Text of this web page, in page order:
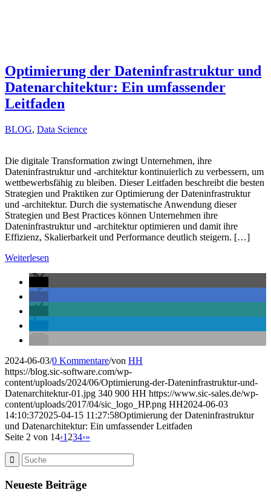
Optimierung der Dateninfrastruktur und
Datenarchitektur: Ein umfassender
Leitfaden
BLOG, Data Science
Die digitale Transformation zwingt Unternehmen, ihre
Dateninfrastruktur und -architektur kontinuierlich zu verbessern, um
wettbewerbsfähig zu bleiben. Dieser Leitfaden beschreibt die besten
Strategien und Praktiken zur Optimierung der Dateninfrastruktur
und -architektur. Durch die systematische Anwendung dieser
Strategien und Best Practices können Unternehmen ihre
Dateninfrastruktur und -architektur optimieren und damit ihre
Effizienz, Skalierbarkeit und Performance deutlich steigern. […]
Weiterlesen
2024-06-03/0 Kommentare/von HH
https://blog.sic-software.com/wp-
content/uploads/2024/06/Optimierung-der-Dateninfrastruktur-und-
Datenarchitektur-01.jpg 340 900 HH https://www.sic-sales.de/wp-
content/uploads/2017/04/sic_logo_HP.png HH2024-06-03
14:10:372025-04-15 11:27:58Optimierung der Dateninfrastruktur
und Datenarchitektur: Ein umfassender Leitfaden
Seite 2 von 14‹1 234›»
Neueste Beiträge